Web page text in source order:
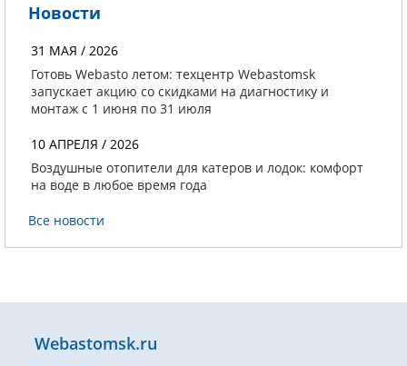
Новости
31 МАЯ / 2026
Готовь Webasto летом: техцентр Webastomsk
запускает акцию со скидками на диагностику и
монтаж с 1 июня по 31 июля
10 АПРЕЛЯ / 2026
Воздушные отопители для катеров и лодок: комфорт
на воде в любое время года
Все новости
Webastomsk.ru